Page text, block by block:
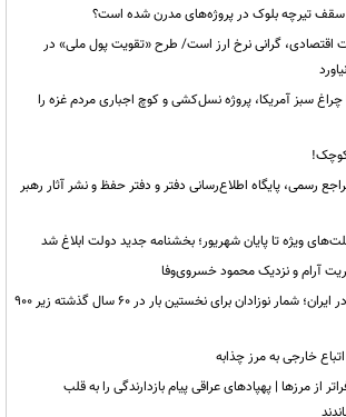
سقف تیرچه بلوک در پروژه‌های مدرن شده است؟
گرانی نرخ ارز است/ طرح «تقویت پول ملی» در
چراغ سبز آمریکا، پروژه نسل‌کشی و کوچ اجباری مردم غزه را
رسمی، پایگاه اطلاع‌رسانی دفتر و دفتر حفظ و نشر آثار رهبر
ویژه تا پایان شهریور؛ بخشنامه جدید دولت ابلاغ شد
آرام و نزدیک محمود خسروی‌وفا
سقوط تاریخی نرخ تولد در ایران؛ شمار نوزادان برای نخستین بار در ۶۰ سال گذشته زیر ۹۰۰
اتباع خارجی به مرز چذابه
از مرزها | پهپادهای عراقی پیام بازدارندگی را به قلب